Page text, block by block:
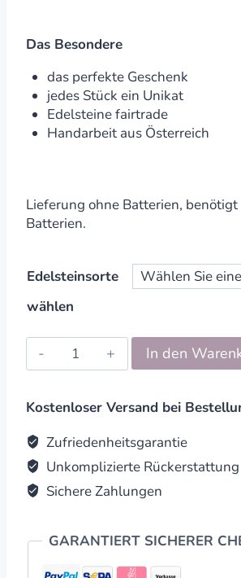
Das Besondere
das perfekte Geschenk
jedes Stück ein Unikat
Edelsteine fairtrade
Handarbeit aus Österreich
Lieferung ohne Batterien,
Batterien.
Edelsteinsorte
wählen
Edelsteinlampe
LED
In den
Kostenloser Versand bei
Zufriedenheitsgarantie
Unkomplizierte Rückerstattung
Sichere Zahlungen
GARANTIERT SICHERER